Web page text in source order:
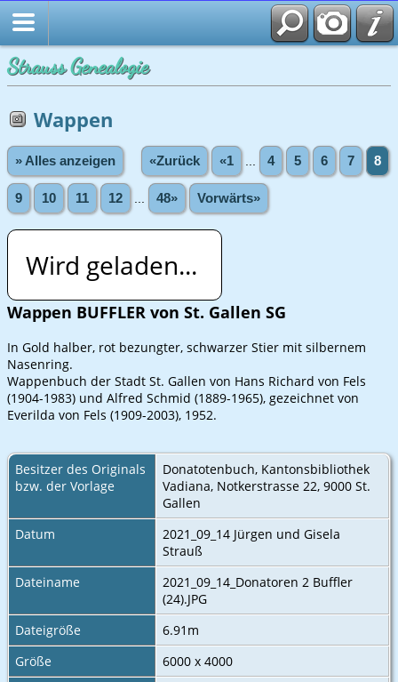
Strauss Genealogie
Wappen
» Alles anzeigen «Zurück «1 4 5 6 7 8
9 10 11 12 48» Vorwärts»
Wird geladen...
Wappen BUFFLER von St. Gallen SG
In Gold halber, rot bezungter, schwarzer Stier mit silbernem
Nasenring.
Wappenbuch der Stadt St. Gallen von Hans Richard von Fels
(1904-1983) und Alfred Schmid (1889-1965), gezeichnet von
Everilda von Fels (1909-2003), 1952.
Besitzer des Originals
bzw. der Vorlage
Donatotenbuch, Kantonsbibliothek
Vadiana, Notkerstrasse 22, 9000 St.
Gallen
Datum
2021_09_14 Jürgen und Gisela
Strauß
Dateiname
2021_09_14_Donatoren 2 Buffler
(24).JPG
Dateigröße
6.91m
Größe
6000 x 4000